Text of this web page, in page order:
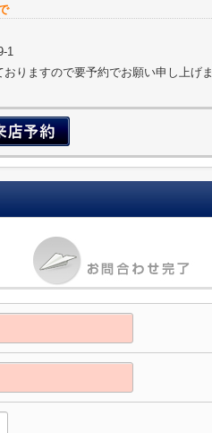
1
りますので要予約でお願い申し上げま